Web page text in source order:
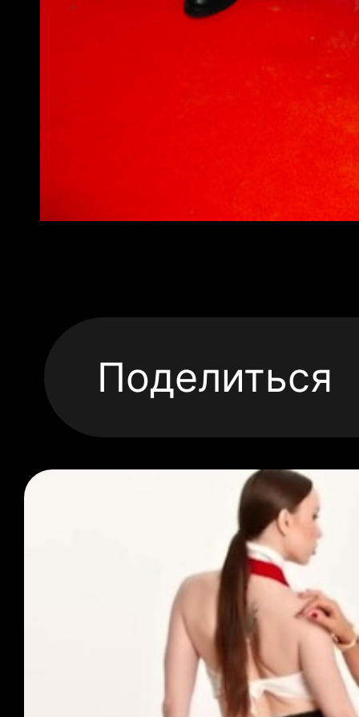
Поделиться